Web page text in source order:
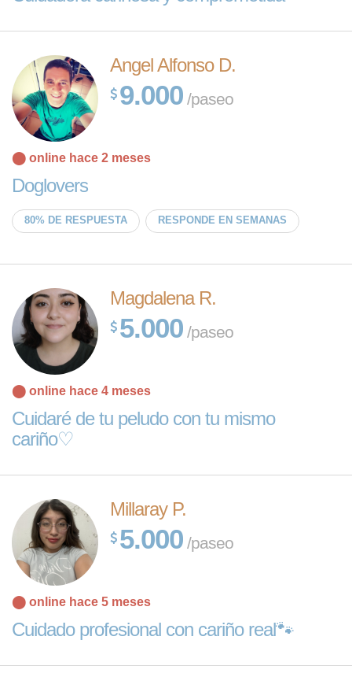
Angel Alfonso D.
9.000 /paseo
⬤ online hace 2 meses
Doglovers
80% DE RESPUESTA RESPONDE EN SEMANAS
Magdalena R.
5.000 /paseo
⬤ online hace 4 meses
Cuidaré de tu peludo con tu mismo
cariño♡
Millaray P.
5.000 /paseo
⬤ online hace 5 meses
Cuidado profesional con cariño real🐾